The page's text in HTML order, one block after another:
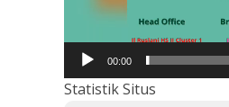
00:00
Statistik Situs